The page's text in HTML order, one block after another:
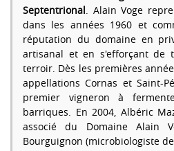
Septentrional. Alain Voge
dans les années 1960 et
réputation du domaine en
artisanal et en s'efforçant de
terroir. Dès les premières
appellations Cornas et Saint-
premier vigneron à
barriques. En 2004, Albéric
associé du Domaine Alain
Bourguignon (microbiologiste